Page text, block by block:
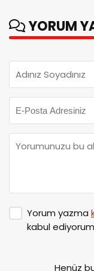
YORUM
Yorum yazma
kabul
Henüz